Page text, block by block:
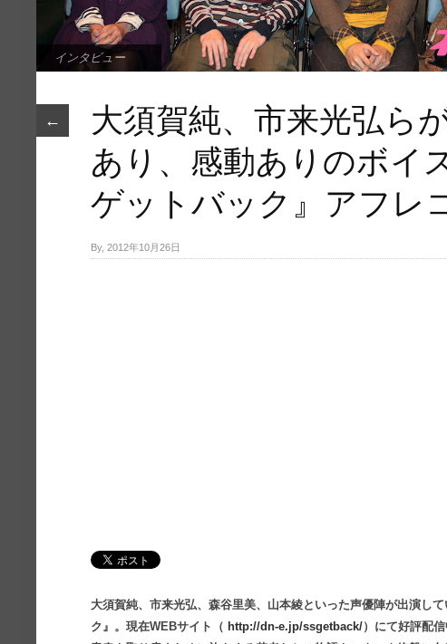
インタビュー
←
大須賀純、市来光弘ら
あり、感動ありのボイ
ゲットバック』アフレ
By, 2012年10月26日
大須賀純、市来光弘、森谷里美、山本綾といった声優陣が出演し
ク』。現在WEBサイト（ http://dn-e.jp/ssgetback/）にて好評配信